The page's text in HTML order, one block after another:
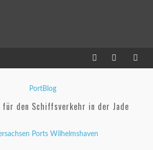
für den Schiffsverkehr in der Jade